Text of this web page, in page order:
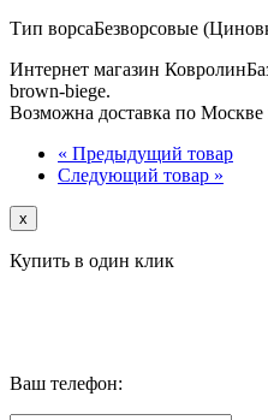
Тип ворсаБезворсовые
Интернет магазин
brown-biege.
Возможна доставка по Москве
« Предыдущий товар
Следующий товар »
x
Купить в один клик
Ваш телефон: